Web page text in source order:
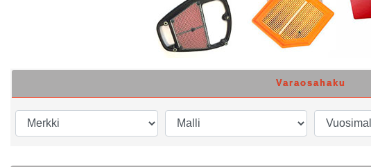
Varaosahaku